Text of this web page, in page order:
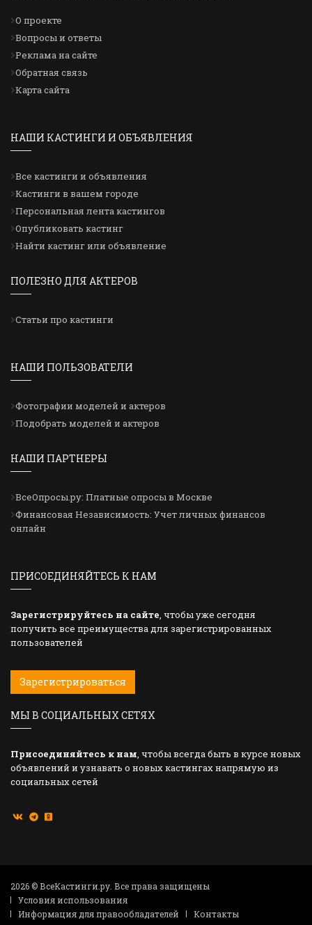
О проекте
Вопросы и ответы
Реклама на сайте
Обратная связь
Карта сайта
НАШИ КАСТИНГИ И ОБЪЯВЛЕНИЯ
Все кастинги и объявления
Кастинги в вашем городе
Персональная лента кастингов
Опубликовать кастинг
Найти кастинг или объявление
ПОЛЕЗНО ДЛЯ АКТЕРОВ
Статьи про кастинги
НАШИ ПОЛЬЗОВАТЕЛИ
Фотографии моделей и актеров
Подобрать моделей и актеров
НАШИ ПАРТНЕРЫ
ВсеОпросы.ру: Платные опросы в Москве
Финансовая Независимость: Учет личных финансов
онлайн
ПРИСОЕДИНЯЙТЕСЬ К НАМ
Зарегистрируйтесь на сайте, чтобы уже сегодня
получить все преимущества для зарегистрированных
пользователей
Зарегистрироваться
МЫ В СОЦИАЛЬНЫХ СЕТЯХ
Присоединяйтесь к нам, чтобы всегда быть в курсе новых
объявлений и узнавать о новых кастингах напрямую из
социальных сетей
2026 © ВсеКастинги.ру. Все права защищены
Условия использования
Информация для правообладателей
Контакты